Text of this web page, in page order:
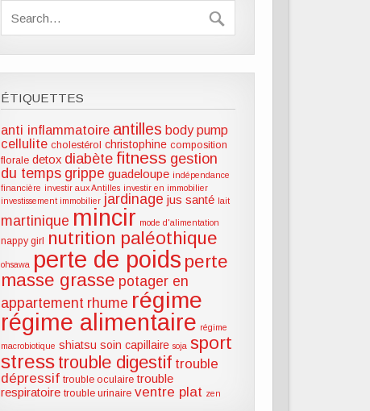
ÉTIQUETTES
anti inflammatoire antilles body pump
cellulite cholestérol christophine composition
florale detox diabète fitness gestion
du temps grippe guadeloupe indépendance
financière investir aux Antilles investir en immobilier
investissement immobilier jardinage jus santé lait
martinique mincir mode d'alimentation
nappy girl nutrition paléothique
ohsawa perte de poids perte
masse grasse potager en
appartement rhume régime
régime alimentaire régime
macrobiotique shiatsu soin capillaire soja sport
stress trouble digestif trouble
dépressif trouble oculaire trouble
respiratoire trouble urinaire ventre plat zen